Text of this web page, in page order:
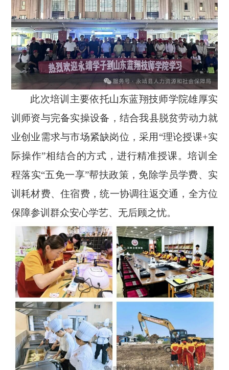
此次培训主要依托山东蓝翔技师学院雄厚实
训师资与完备实操设备，结合我县脱贫劳动力就
业创业需求与市场紧缺岗位，采用 “理论授课+实
际操作”相结合的方式，进行精准授课。培训全
程落实“五免一享”帮扶政策，免除学员学费、实
训耗材费、住宿费，统一协调往返交通，全方位
保障参训群众安心学艺、无后顾之忧。